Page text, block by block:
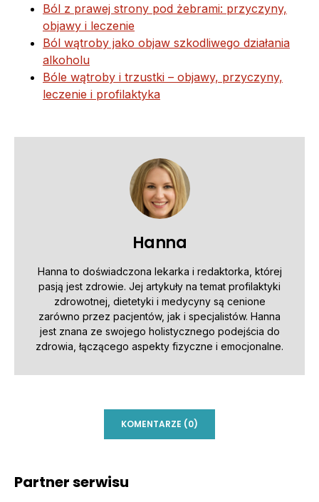
Ból z prawej strony pod żebrami: przyczyny,
objawy i leczenie
Ból wątroby jako objaw szkodliwego działania
alkoholu
Bóle wątroby i trzustki – objawy, przyczyny,
leczenie i profilaktyka
Hanna
Hanna to doświadczona lekarka i redaktorka, której
pasją jest zdrowie. Jej artykuły na temat profilaktyki
zdrowotnej, dietetyki i medycyny są cenione
zarówno przez pacjentów, jak i specjalistów. Hanna
jest znana ze swojego holistycznego podejścia do
zdrowia, łączącego aspekty fizyczne i emocjonalne.
KOMENTARZE (0)
Partner serwisu